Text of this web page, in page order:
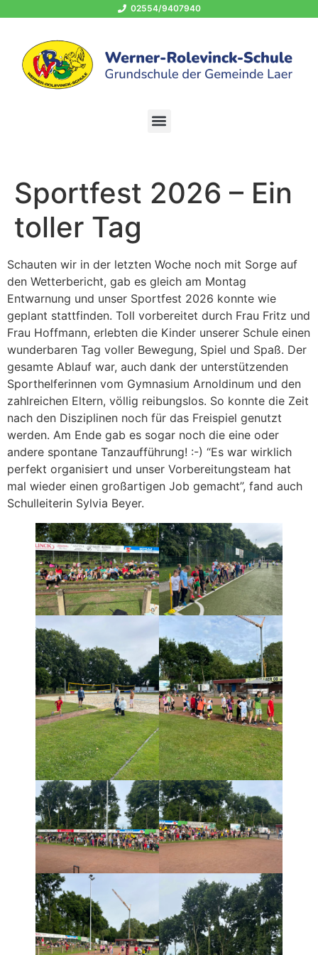
02554/9407940
Sportfest 2026 – Ein
toller Tag
Schauten wir in der letzten Woche noch mit Sorge auf
den Wetterbericht, gab es gleich am Montag
Entwarnung und unser Sportfest 2026 konnte wie
geplant stattfinden. Toll vorbereitet durch Frau Fritz und
Frau Hoffmann, erlebten die Kinder unserer Schule einen
wunderbaren Tag voller Bewegung, Spiel und Spaß. Der
gesamte Ablauf war, auch dank der unterstützenden
Sporthelferinnen vom Gymnasium Arnoldinum und den
zahlreichen Eltern, völlig reibungslos. So konnte die Zeit
nach den Disziplinen noch für das Freispiel genutzt
werden. Am Ende gab es sogar noch die eine oder
andere spontane Tanzaufführung! :-) “Es war wirklich
perfekt organisiert und unser Vorbereitungsteam hat
mal wieder einen großartigen Job gemacht”, fand auch
Schulleiterin Sylvia Beyer.